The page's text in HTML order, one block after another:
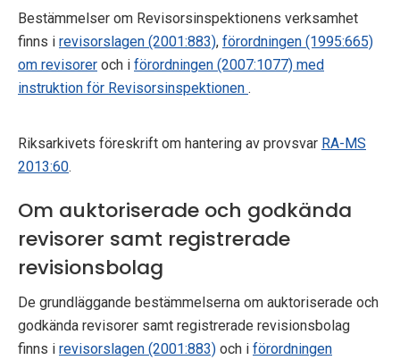
Bestämmelser om Revisorsinspektionens verksamhet
finns i revisorslagen (2001:883), förordningen (1995:665)
om revisorer och i förordningen (2007:1077) med
instruktion för Revisorsinspektionen .
Riksarkivets föreskrift om hantering av provsvar RA-MS
2013:60.
Om auktoriserade och godkända
revisorer samt registrerade
revisionsbolag
De grundläggande bestämmelserna om auktoriserade och
godkända revisorer samt registrerade revisionsbolag
finns i revisorslagen (2001:883) och i förordningen